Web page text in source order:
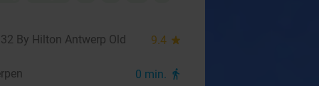
By Hilton Antwerp Old
9.4 star
0 min. directions_walk